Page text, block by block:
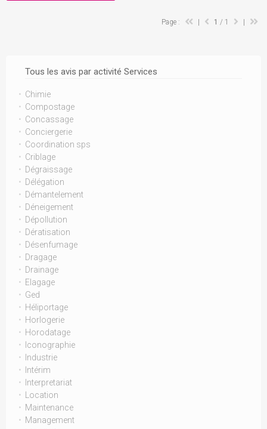
Tous les avis par activité Services
Chimie
Compostage
Concassage
Conciergerie
Coordination sps
Criblage
Dégraissage
Délégation
Démantelement
Déneigement
Dépollution
Dératisation
Désenfumage
Dragage
Drainage
Elagage
Ged
Héliportage
Horlogerie
Horodatage
Iconographie
Industrie
Intérim
Interpretariat
Location
Maintenance
Management
Page : 1 / 1